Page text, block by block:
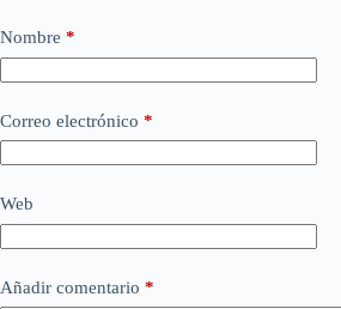
Nombre *
Correo electrónico *
Web
Añadir comentario *